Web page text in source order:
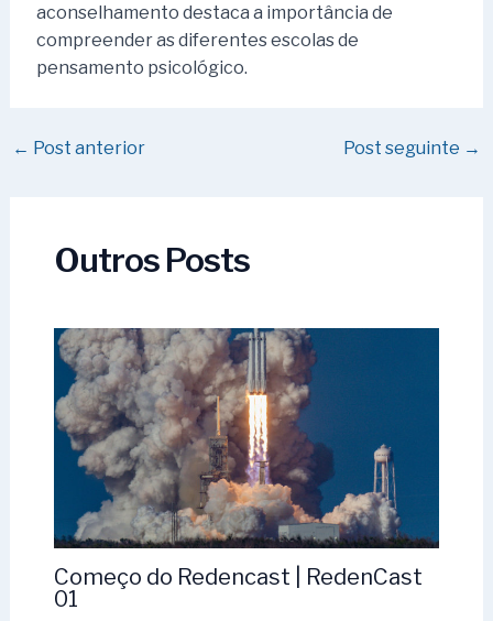
aconselhamento destaca a importância de
compreender as diferentes escolas de
pensamento psicológico.
← Post anterior Post seguinte →
Outros Posts
Começo do Redencast | RedenCast
01